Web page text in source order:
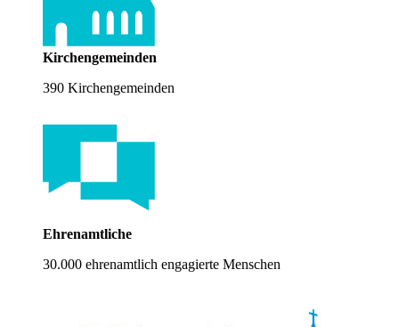
Kirchengemeinden
390 Kirchengemeinden
Ehrenamtliche
30.000 ehrenamtlich engagierte Menschen